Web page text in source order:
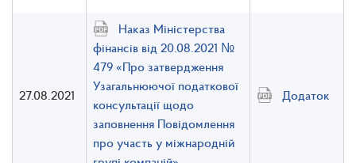
27.08.2021
Наказ Міністерства
фінансів від 20.08.2021 №
479 «Про затвердження
Узагальнюючої податкової
консультації щодо
заповнення Повідомлення
про участь у міжнародній
Додаток